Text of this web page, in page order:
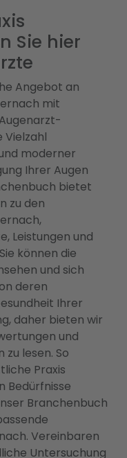
Sie hier
Angebot an
mit
Vielzahl
moderner
Ihrer Augen
bietet
zu den
Leistungen und
können die
und sich
deren
Ihrer
daher bieten wir
und
lesen. So
Praxis
Bedürfnisse
Branchenbuch
Vereinbaren
Untersuchung